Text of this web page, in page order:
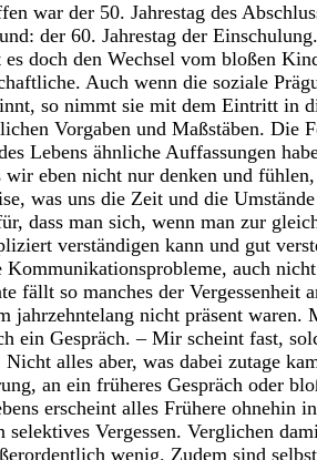
war der 50. Jahrestag des
der 60. Jahrestag der
doch den Wechsel vom bloßen
Auch wenn die soziale
so nimmt sie mit dem Eintritt in
Vorgaben und Maßstäben. Die
Lebens ähnliche Auffassungen
eben nicht nur denken und
was uns die Zeit und die
dass man sich, wenn man zur
verständigen kann und gut
Kommunikationsprobleme, auch
fällt so manches der Vergessenheit
jahrzehntelang nicht präsent waren.
ein Gespräch. – Mir scheint fast,
alles aber, was dabei zutage
an ein früheres Gespräch oder
erscheint alles Frühere ohnehin
selektives Vergessen. Verglichen
wenig. Zudem sind